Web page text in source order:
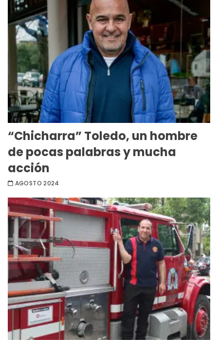
“Chicharra” Toledo, un hombre
de pocas palabras y mucha
acción
AGOSTO 2024